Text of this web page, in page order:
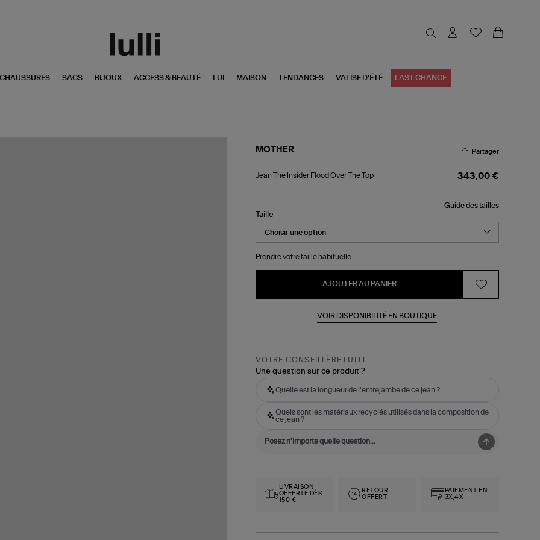
CHAUSSURES SACS BIJOUX ACCESS & BEAUTÉ LUI MAISON TENDANCES VALISE D'ÉTÉ LAST CHANCE
MOTHER
The
The
Partager
Jean The Insider Flood Over The Top 343,00 €
Guide des tailles
Taille
Prendre votre taille habituelle.
AJOUTER AU PANIER
VOIR DISPONIBILITÉ EN BOUTIQUE
VOTRE CONSEILLÈRE LULLI
Une question sur ce produit ?
Quelle est la longueur de l'entrejambe de ce jean ?
Quels sont les matériaux recyclés utilisés dans la composition de
ce jean ?
LIVRAISON
OFFERTE DÈS
150 €
RETOUR
OFFERT
PAIEMENT EN
3X,4X